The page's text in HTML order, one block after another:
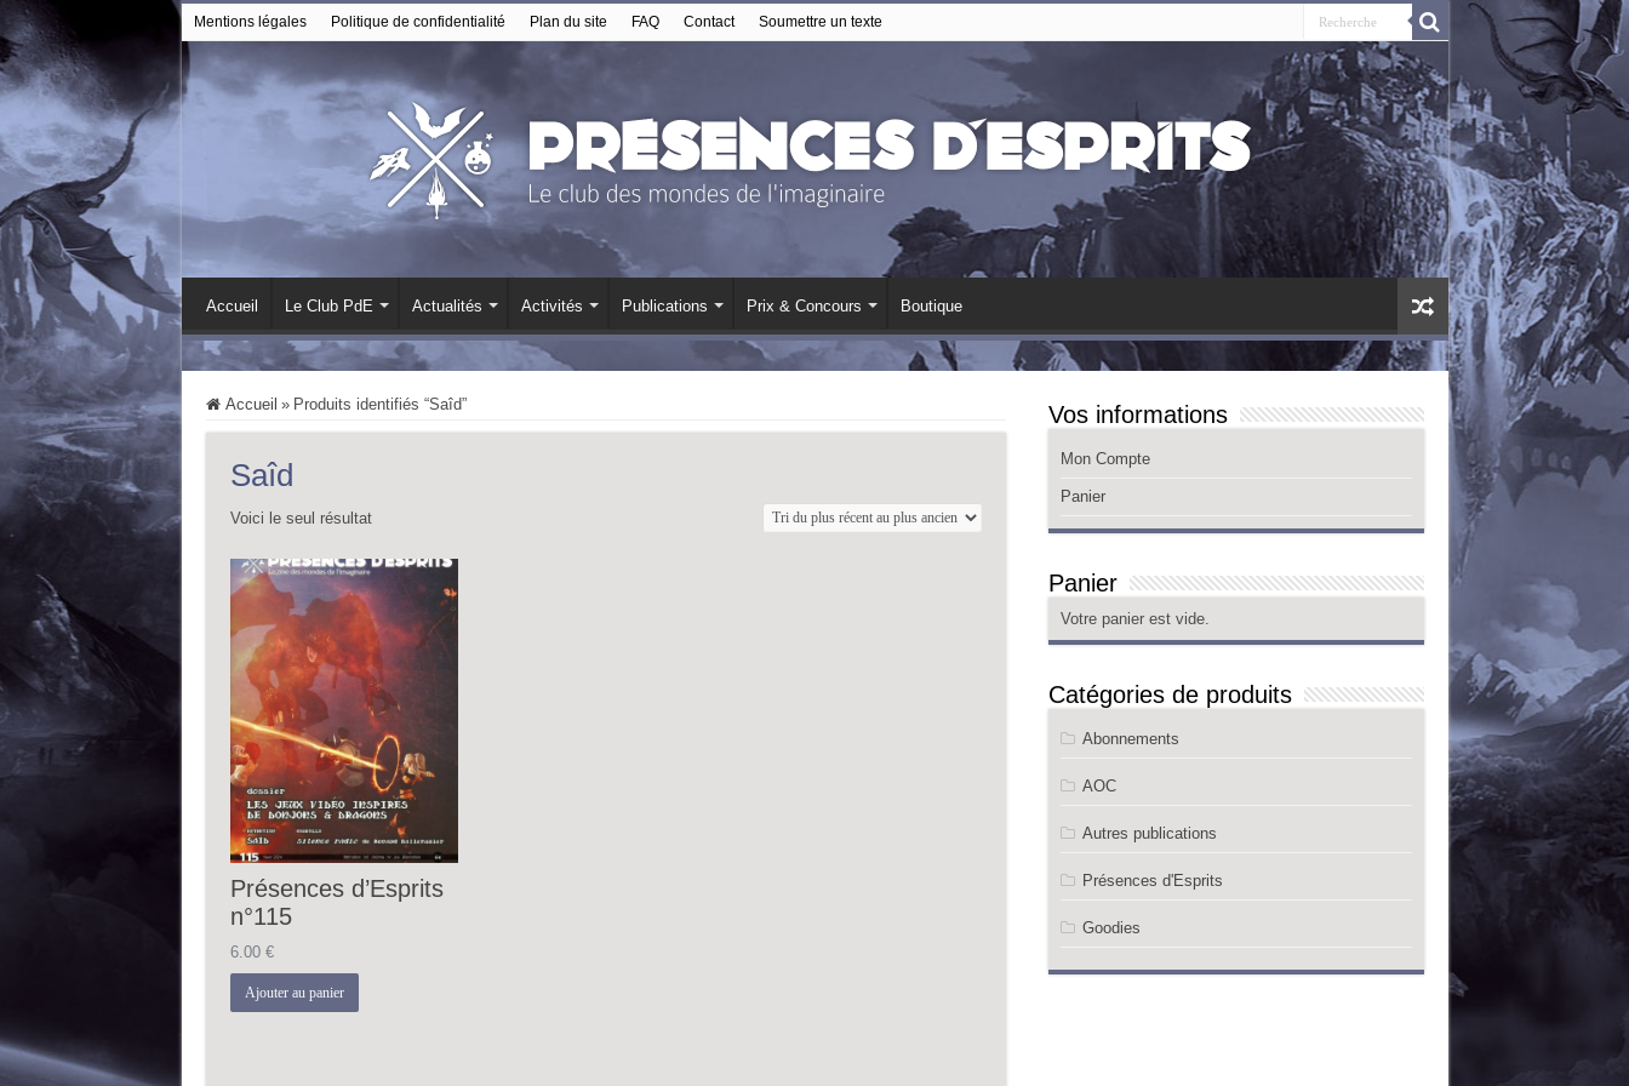
Mentions légales Politique de confidentialité Plan du site FAQ Contact Soumettre un texte
Accueil Le Club PdE Actualités Activités Publications Prix & Concours Boutique
Accueil » Produits identifiés “Saîd”
Saîd
Voici le seul résultat
Présences d’Esprits
n°115
6.00 €
Ajouter au panier
Vos informations
Mon Compte
Panier
Panier
Votre panier est vide.
Catégories de produits
Abonnements
AOC
Autres publications
Présences d'Esprits
Goodies